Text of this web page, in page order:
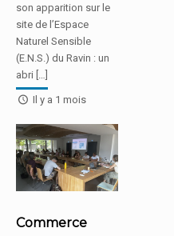
son apparition sur le
site de l’Espace
Naturel Sensible
(E.N.S.) du Ravin : un
abri […]
Il y a 1 mois
Commerce